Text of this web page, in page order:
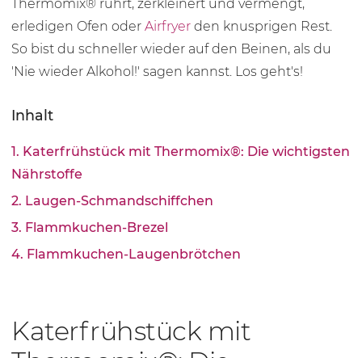
Thermomix® rührt, zerkleinert und vermengt,
erledigen Ofen oder Airfryer den knusprigen Rest.
So bist du schneller wieder auf den Beinen, als du
'Nie wieder Alkohol!' sagen kannst. Los geht's!
Inhalt
1. Katerfrühstück mit Thermomix®: Die wichtigsten
Nährstoffe
2. Laugen-Schmandschiffchen
3. Flammkuchen-Brezel
4. Flamm­ku­chen-Lau­gen­bröt­chen
Katerfrühstück mit